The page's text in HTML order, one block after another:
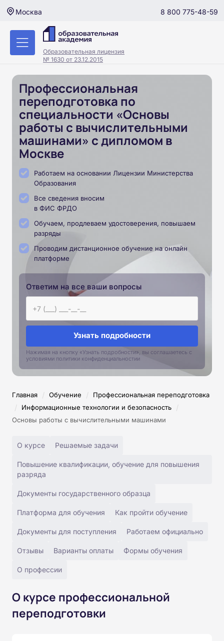
Москва 8 800 775-48-59
Образовательная лицензия
№ 1630 от 23.12.2015
Профессиональная
переподготовка по
специальности «Основы
работы с вычислительными
машинами» с дипломом в
Москве
Работаем на основании Лицензии Министерства
Образования
Все сведения вносим
в ФИС ФРДО
Обучаем, продлеваем удостоверения, повышаем
разряды
Проводим дистанционное обучение на онлайн
платформе
Ответим на все ваши вопросы
Узнать подробности
Нажимая на кнопку «Узнать подробности», вы соглашаетесь с
условиями политики конфиденциальностии
Главная / Обучение / Профессиональная переподготовка
/ Информационные технологии и безопасность /
Основы работы с вычислительными машинами
О курсе Решаемые задачи
Повышение квалификации, обучение для повышения
разряда
Документы государственного образца
Платформа для обучения Как пройти обучение
Документы для поступления Работаем официально
Отзывы Варианты оплаты Формы обучения
О профессии
О курсе профессиональной
переподготовки